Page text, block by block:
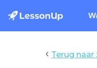
‹ Terug naar